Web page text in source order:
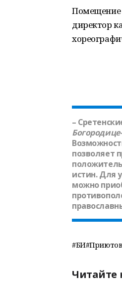
Помещение
директор
–
позволяет
истин. Для
можно
Читайте